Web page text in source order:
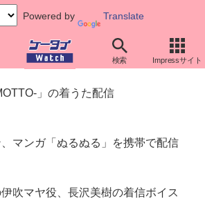
Powered by Translate
検索 Impressサイト
年11月27日）
」の着うた配信
マンガ「ぬるぬる」を携帯で配信
吹マヤ役、長沢美樹の着信ボイス